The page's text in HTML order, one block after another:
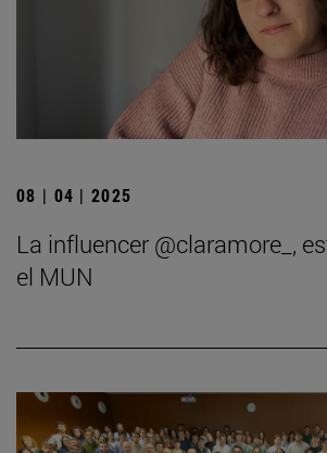
08 | 04 | 2025
La influencer @claramore_,
el MUN